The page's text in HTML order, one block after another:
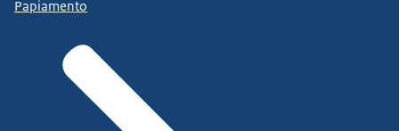
Papiamento